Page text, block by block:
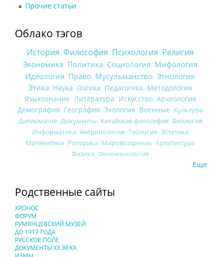
Прочие статьи
Облако тэгов
История Философия Психология Религия
Экономика Политика Социология Мифология
Идеология Право Мусульманство Этнология
Этика Наука Логика Педагогика Методология
Языкознание Литература Искусство Археология
Демография География Экология Военные Культура
Дипломатия Документы Китайская философия Биология
Информатика Антропология Теология Эстетика
Математика Риторика Мировоззрение Архитектура
Физика Феноменология
Еще
Родственные сайты
ХРОНОС
ФОРУМ
РУМЯНЦЕВСКИЙ МУЗЕЙ
ДО 1917 ГОДА
РУССКОЕ ПОЛЕ
ДОКУМЕНТЫ XX ВЕКА